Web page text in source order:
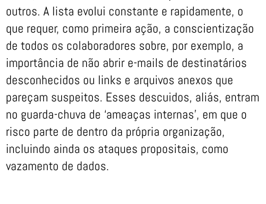
outros. A lista evolui constante e rapidamente, o
que requer, como primeira ação, a conscientização
de todos os colaboradores sobre, por exemplo, a
importância de não abrir e-mails de destinatários
desconhecidos ou links e arquivos anexos que
pareçam suspeitos. Esses descuidos, aliás, entram
no guarda-chuva de ‘ameaças internas’, em que o
risco parte de dentro da própria organização,
incluindo ainda os ataques propositais, como
vazamento de dados.